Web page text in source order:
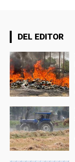
DEL EDITOR